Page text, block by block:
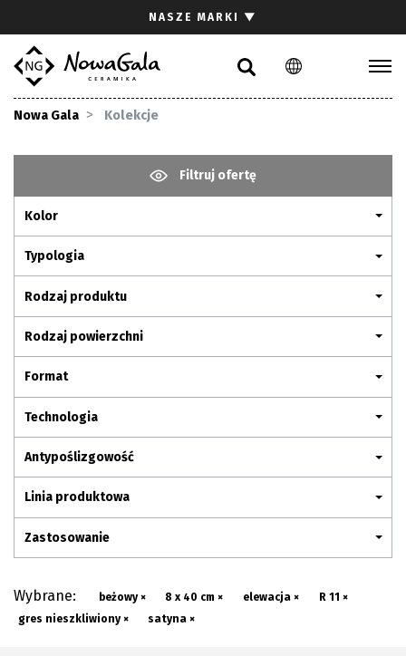
PL EN
NASZE MARKI ▼
Nowa Gala Kolekcje
Filtruj ofertę
Kolor
Typologia
Rodzaj produktu
Rodzaj powierzchni
Format
Technologia
Antypoślizgowość
Linia produktowa
Zastosowanie
Wybrane: beżowy × 8 x 40 cm × elewacja ×
R 11 ×
gres nieszkliwiony ×
satyna ×
Gdzie kupić
Pliki do pobrania
Pytania i odpowiedzi
Kariera
Kontakt
Komunikacja z akcjonariuszami